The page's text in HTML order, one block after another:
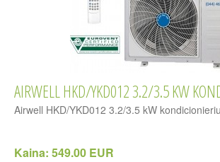
AIRWELL HKD/YKD012 3.2/3.5 KW
Airwell HKD/YKD012 3.2/3.5 kW
Kaina: 549.00 EUR